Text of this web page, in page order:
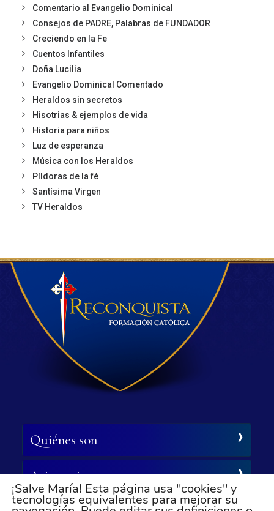
Comentario al Evangelio Dominical
Consejos de PADRE, Palabras de FUNDADOR
Creciendo en la Fe
Cuentos Infantiles
Doña Lucilia
Evangelio Dominical Comentado
Heraldos sin secretos
Hisotrias & ejemplos de vida
Historia para niños
Luz de esperanza
Música con los Heraldos
Píldoras de la fé
Santísima Virgen
TV Heraldos
Quiénes son
Asistencia
¡Salve María! Esta página usa "cookies" y
tecnologías equivalentes para mejorar su